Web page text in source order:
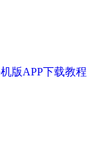
版APP下载教程